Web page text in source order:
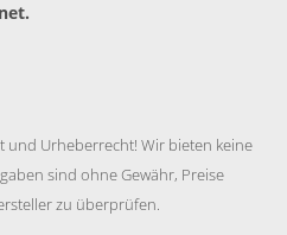
und Urheberrecht! Wir bieten keine
sind ohne Gewähr, Preise
zu überprüfen.